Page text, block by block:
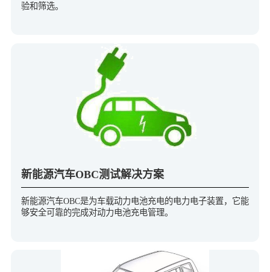
验和筛选。
新能源汽车OBC测试解决方案
新能源汽车OBC是为车载动力电池充电的电力电子装置，它能
够安全可靠的完成对动力电池充电管理。